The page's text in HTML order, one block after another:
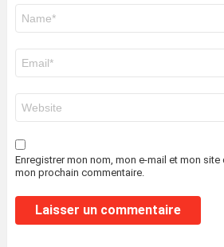
mail
*
web
Enregistrer mon nom, mon e-mail et mon
mon prochain commentaire.